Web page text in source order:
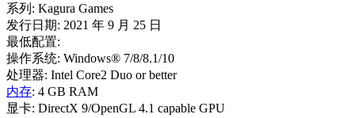
系列: Kagura Games
发行日期: 2021 年 9 月 25 日
最低配置:
操作系统: Windows® 7/8/8.1/10
处理器: Intel Core2 Duo or better
内存: 4 GB RAM
显卡: DirectX 9/OpenGL 4.1 capable GPU